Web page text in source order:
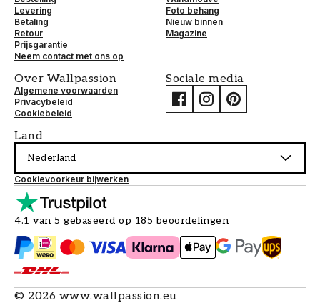
Levering
Betaling
Retour
Prijsgarantie
Neem contact met ons op
Foto behang
Nieuw binnen
Magazine
Over Wallpassion
Algemene voorwaarden
Privacybeleid
Cookiebeleid
Sociale media
Land
Nederland
Cookievoorkeur bijwerken
4.1 van 5 gebaseerd op 185 beoordelingen
© 2026 www.wallpassion.eu